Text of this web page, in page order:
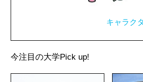
キャラク
今注目の大学Pick up!